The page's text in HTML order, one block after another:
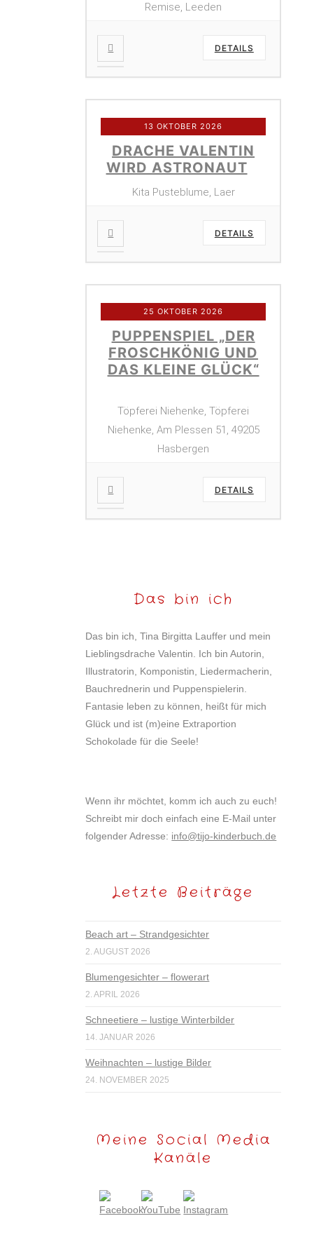
Remise, Leeden
DETAILS
13 OKTOBER 2026
DRACHE VALENTIN
WIRD ASTRONAUT
Kita Pusteblume, Laer
DETAILS
25 OKTOBER 2026
PUPPENSPIEL „DER
FROSCHKÖNIG UND
DAS KLEINE GLÜCK“
Töpferei Niehenke, Töpferei
Niehenke, Am Plessen 51, 49205
Hasbergen
DETAILS
Das bin ich
Das bin ich, Tina Birgitta Lauffer und mein
Lieblingsdrache Valentin. Ich bin Autorin,
Illustratorin, Komponistin, Liedermacherin,
Bauchrednerin und Puppenspielerin.
Fantasie leben zu können, heißt für mich
Glück und ist (m)eine Extraportion
Schokolade für die Seele!
Wenn ihr möchtet, komm ich auch zu euch!
Schreibt mir doch einfach eine E-Mail unter
folgender Adresse: info@tijo-kinderbuch.de
Letzte Beiträge
Beach art – Strandgesichter
2. AUGUST 2026
Blumengesichter – flowerart
2. APRIL 2026
Schneetiere – lustige Winterbilder
14. JANUAR 2026
Weihnachten – lustige Bilder
24. NOVEMBER 2025
Meine Social Media
Kanäle